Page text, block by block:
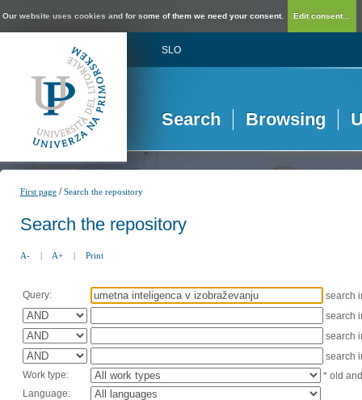
Our website uses cookies and for some of them we need your consent. Edit consent...
SLO
Search Browsing
First page /Search the repository
Search the repository
A- | A+ | Print
Query:
search
search
search
search
Work type:
* old
Language: